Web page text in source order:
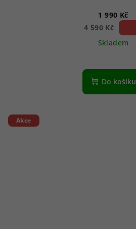
1 990 Kč
4 590 Kč
Skladem
Do košíku
Akce